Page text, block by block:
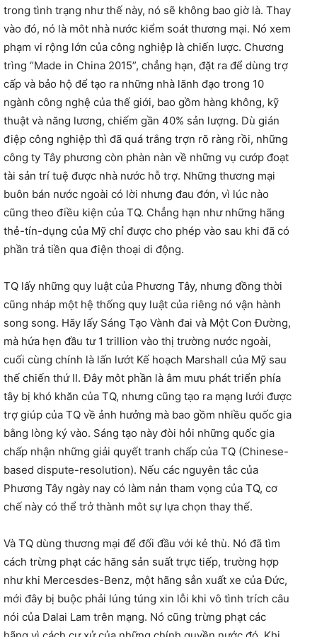
trong tình trạng như thế này, nó sẽ không bao giờ là. Thay
vào đó, nó là môt nhà nước kiểm soát thương mại. Nó xem
phạm vi rộng lớn của công nghiệp là chiến lược. Chương
trìng “Made in China 2015”, chẳng hạn, đặt ra để dùng trợ
cấp và bảo hộ để tạo ra những nhà lãnh đạo trong 10
ngành công nghệ của thế giới, bao gồm hàng không, kỹ
thuật và năng lương, chiếm gần 40% sản lượng. Dù gián
điệp công nghiệp thì đã quá trắng trợn rõ ràng rồi, những
công ty Tây phương còn phàn nàn về những vụ cướp đoạt
tài sản trí tuệ được nhà nước hỗ trợ. Những thương mại
buôn bán nước ngoài có lời nhưng đau đớn, vì lúc nào
cũng theo điều kiện của TQ. Chẳng hạn như những hãng
thẻ-tín-dụng của Mỹ chỉ được cho phép vào sau khi đã có
phần trả tiền qua điện thoại di động.
TQ lấy những quy luật của Phương Tây, nhưng đồng thời
cũng nháp một hệ thống quy luật của riêng nó vận hành
song song. Hãy lấy Sáng Tạo Vành đai và Một Con Đường,
mà hứa hẹn đầu tư 1 trillion vào thị trường nước ngoài,
cuối cùng chính là lấn lướt Kế hoạch Marshall của Mỹ sau
thế chiến thứ II. Đây môt phần là âm mưu phát triển phía
tây bị khó khăn của TQ, nhưng cũng tạo ra mạng lưới được
trợ giúp của TQ về ảnh hưởng mà bao gồm nhiều quốc gia
bằng lòng ký vào. Sáng tạo này đòi hỏi những quốc gia
chấp nhận những giải quyết tranh chấp của TQ (Chinese-
based dispute-resolution). Nếu các nguyên tắc của
Phương Tây ngày nay có làm nản tham vọng của TQ, cơ
chế này có thể trở thành môt sự lựa chọn thay thế.
Và TQ dùng thương mại để đối đầu với kẻ thù. Nó đã tìm
cách trừng phạt các hãng sản suất trực tiếp, trường hợp
như khi Mercesdes-Benz, một hãng sẳn xuất xe của Đức,
mới đây bị buộc phải lúng túng xin lỗi khi vô tình trích câu
nói của Dalai Lam trên mạng. Nó cũng trừng phạt các